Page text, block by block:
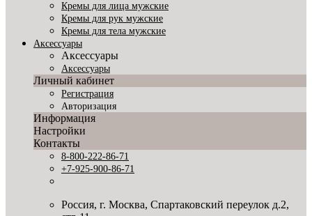
Кремы для лица мужские
Кремы для рук мужские
Кремы для тела мужские
Аксессуары
Аксессуары
Аксессуары
Личный кабинет
Регистрация
Авторизация
Информация
Настройки
Контакты
8-800-222-86-71
+7-925-900-86-71
Россия, г. Москва, Спартаковский переулок д.2,